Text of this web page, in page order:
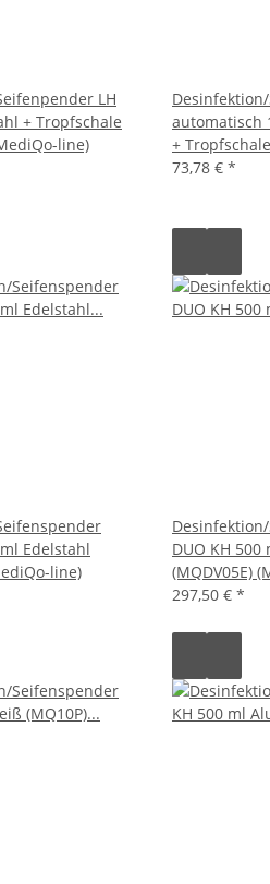
LH
+ Tropfschale
line)
automatisch
+ Tropfschale
73,78 € *
Edelstahl
line)
DUO KH
(MQDV05E)
297,50 € *